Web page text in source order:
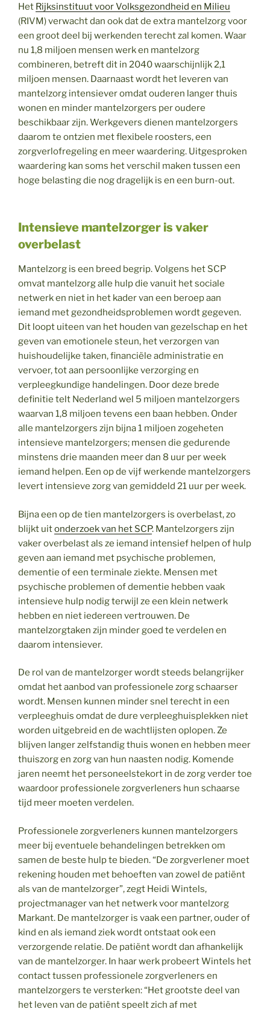
Het Rijksinstituut voor Volksgezondheid en Milieu
(RIVM) verwacht dan ook dat de extra mantelzorg voor
een groot deel bij werkenden terecht zal komen. Waar
nu 1,8 miljoen mensen werk en mantelzorg
combineren, betreft dit in 2040 waarschijnlijk 2,1
miljoen mensen. Daarnaast wordt het leveren van
mantelzorg intensiever omdat ouderen langer thuis
wonen en minder mantelzorgers per oudere
beschikbaar zijn. Werkgevers dienen mantelzorgers
daarom te ontzien met flexibele roosters, een
zorgverlofregeling en meer waardering. Uitgesproken
waardering kan soms het verschil maken tussen een
hoge belasting die nog dragelijk is en een burn-out.
Intensieve mantelzorger is vaker
overbelast
Mantelzorg is een breed begrip. Volgens het SCP
omvat mantelzorg alle hulp die vanuit het sociale
netwerk en niet in het kader van een beroep aan
iemand met gezondheidsproblemen wordt gegeven.
Dit loopt uiteen van het houden van gezelschap en het
geven van emotionele steun, het verzorgen van
huishoudelijke taken, financiële administratie en
vervoer, tot aan persoonlijke verzorging en
verpleegkundige handelingen. Door deze brede
definitie telt Nederland wel 5 miljoen mantelzorgers
waarvan 1,8 miljoen tevens een baan hebben. Onder
alle mantelzorgers zijn bijna 1 miljoen zogeheten
intensieve mantelzorgers; mensen die gedurende
minstens drie maanden meer dan 8 uur per week
iemand helpen. Een op de vijf werkende mantelzorgers
levert intensieve zorg van gemiddeld 21 uur per week.
Bijna een op de tien mantelzorgers is overbelast, zo
blijkt uitonderzoek van het SCP. Mantelzorgers zijn
vaker overbelast als ze iemand intensief helpen of hulp
geven aan iemand met psychische problemen,
dementie of een terminale ziekte. Mensen met
psychische problemen of dementie hebben vaak
intensieve hulp nodig terwijl ze een klein netwerk
hebben en niet iedereen vertrouwen. De
mantelzorgtaken zijn minder goed te verdelen en
daarom intensiever.
De rol van de mantelzorger wordt steeds belangrijker
omdat het aanbod van professionele zorg schaarser
wordt. Mensen kunnen minder snel terecht in een
verpleeghuis omdat de dure verpleeghuisplekken niet
worden uitgebreid en de wachtlijsten oplopen. Ze
blijven langer zelfstandig thuis wonen en hebben meer
thuiszorg en zorg van hun naasten nodig. Komende
jaren neemt het personeelstekort in de zorg verder toe
waardoor professionele zorgverleners hun schaarse
tijd meer moeten verdelen.
Professionele zorgverleners kunnen mantelzorgers
meer bij eventuele behandelingen betrekken om
samen de beste hulp te bieden. “De zorgverlener moet
rekening houden met behoeften van zowel de patiënt
als van de mantelzorger”, zegt Heidi Wintels,
projectmanager van het netwerk voor mantelzorg
Markant. De mantelzorger is vaak een partner, ouder of
kind en als iemand ziek wordt ontstaat ook een
verzorgende relatie. De patiënt wordt dan afhankelijk
van de mantelzorger. In haar werk probeert Wintels het
contact tussen professionele zorgverleners en
mantelzorgers te versterken: “Het grootste deel van
het leven van de patiënt speelt zich af met